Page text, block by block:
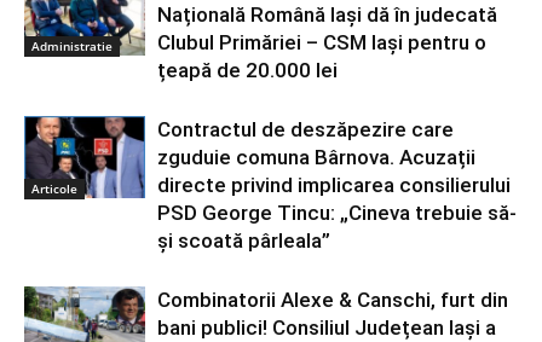
Administratie
Națională Română Iași dă în judecată
Clubul Primăriei – CSM Iași pentru o
țeapă de 20.000 lei
Articole
Contractul de deszăpezire care
zguduie comuna Bârnova. Acuzații
directe privind implicarea consilierului
PSD George Tincu: „Cineva trebuie să-
și scoată pârleala”
Combinatorii Alexe & Canschi, furt din
bani publici! Consiliul Județean Iași a